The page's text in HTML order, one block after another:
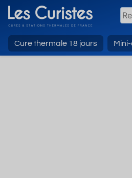
Cure thermale 18 jours